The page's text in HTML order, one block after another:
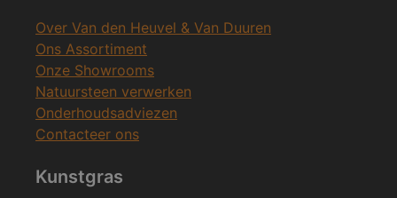
Over Van den Heuvel & Van Duuren
Ons Assortiment
Onze Showrooms
Natuursteen verwerken
Onderhoudsadviezen
Contacteer ons
Kunstgras